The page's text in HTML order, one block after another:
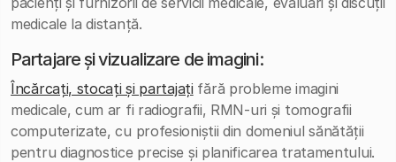
medicale la distanță.
Partajare și vizualizare de imagini:
Încărcați, stocați și partajați fără probleme imagini
medicale, cum ar fi radiografii, RMN-uri și tomografii
computerizate, cu profesioniștii din domeniul sănătății
pentru diagnostice precise și planificarea tratamentului.